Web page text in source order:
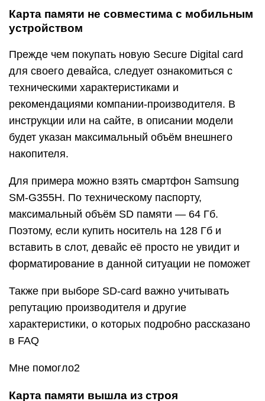
Карта памяти не совместима с мобильным
устройством
Прежде чем покупать новую Secure Digital card
для своего девайса, следует ознакомиться с
техническими характеристиками и
рекомендациями компании-производителя. В
инструкции или на сайте, в описании модели
будет указан максимальный объём внешнего
накопителя.
Для примера можно взять смартфон Samsung
SM-G355H. По техническому паспорту,
максимальный объём SD памяти — 64 Гб.
Поэтому, если купить носитель на 128 Гб и
вставить в слот, девайс её просто не увидит и
форматирование в данной ситуации не поможет
Также при выборе SD-card важно учитывать
репутацию производителя и другие
характеристики, о которых подробно рассказано
в FAQ
Мне помогло2
Карта памяти вышла из строя